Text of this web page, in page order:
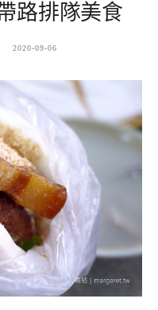
路排隊美食
2020-09-06